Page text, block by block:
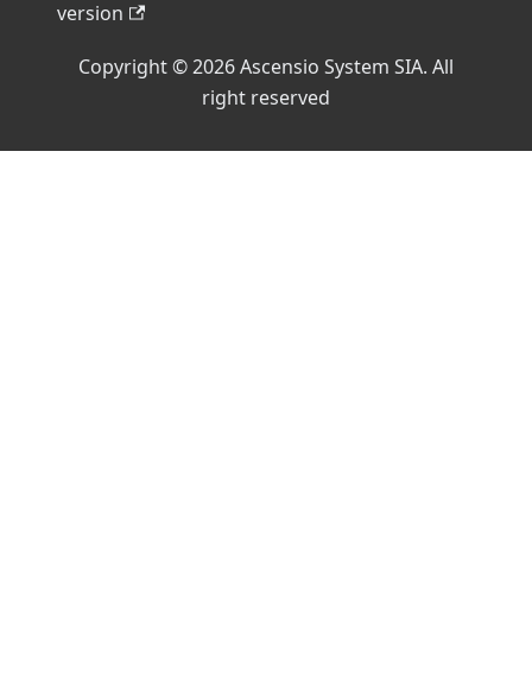
version
Copyright © 2026 Ascensio System SIA. All
right reserved